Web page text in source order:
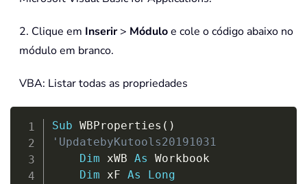
2. Clique em Inserir> Móduloe cole o código abaixo no
módulo em branco.
VBA: Listar todas as propriedades
Sub WBProperties ( )
'UpdatebyKutools20191031
Dim xWB As Workbook
Dim xF As
Long